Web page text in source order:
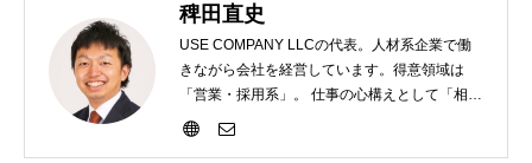
稗田直史
USE COMPANY LLCの代表。人材系企業で働
きながら会社を経営しています。得意領域は
「営業・採用系」。 仕事の心構えとして「相手
のためになる提案をすること」を大切にしてい